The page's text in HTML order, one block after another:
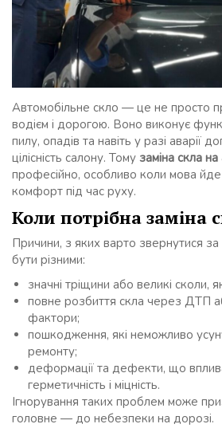
Автомобільне скло — це не просто
водієм і дорогою. Воно виконує
пилу, опадів та навіть у разі аварії
цілісність салону. Тому заміна скла
професійно, особливо коли мова
комфорт під час руху.
Коли потрібна заміна
Причини, з яких варто звернутися
бути різними:
значні тріщини або великі сколи,
повне розбиття скла через ДТП
фактори;
пошкодження, які неможливо
ремонту;
деформації та дефекти, що
герметичність і міцність.
Ігнорування таких проблем може
головне — до небезпеки на дорозі.